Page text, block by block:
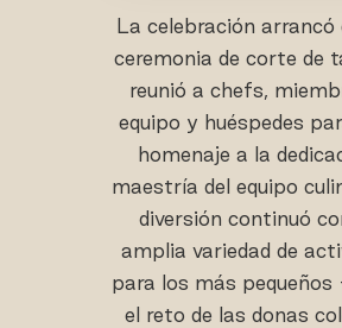
La celebración arrancó
ceremonia de corte de
reunió a chefs,
equipo y huéspedes
homenaje a la
maestría del equipo
diversión continuó
amplia variedad de
para los más pequeños
el reto de las donas